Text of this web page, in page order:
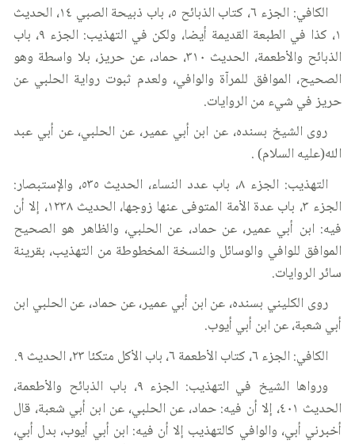
الكافي: الجزء ٦، كتاب الذبائح ٥، باب ذبيحة الصبي ١٤، الحديث
١، كذا في الطبعة القديمة أيضا، ولكن في التهذيب: الجزء ٩، باب
الذبائح والأطعمة، الحديث ٣١٠، حماد، عن حريز، بلا واسطة وهو
الصحيح، الموافق للمرآة والوافي، ولعدم ثبوت رواية الحلبي عن
حريز في شيء من الروايات.
روى الشيخ بسنده، عن ابن أبي عمير، عن الحلبي، عن أبي عبد
الله(عليه السلام) .
التهذيب: الجزء ٨، باب عدد النساء، الحديث ٥٣٥، والإستبصار:
الجزء ٣، باب عدة الأمة المتوفى عنها زوجها، الحديث ١٢٣٨، إلا أن
فيه: ابن أبي عمير، عن حماد، عن الحلبي، والظاهر هو الصحيح
الموافق للوافي والوسائل والنسخة المخطوطة من التهذيب، بقرينة
سائر الروايات.
روى الكليني بسنده، عن ابن أبي عمير، عن حماد، عن الحلبي ابن
أبي شعبة، عن ابن أبي أيوب.
الكافي: الجزء ٦، كتاب الأطعمة ٦، باب الأكل متكئا ٢٣، الحديث ٩.
ورواها الشيخ في التهذيب: الجزء ٩، باب الذبائح والأطعمة،
الحديث ٤٠١، إلا أن فيه: حماد، عن الحلبي، عن ابن أبي شعبة، قال
أخبرني أبي، والوافي كالتهذيب إلا أن فيه: ابن أبي أيوب، بدل أبي،